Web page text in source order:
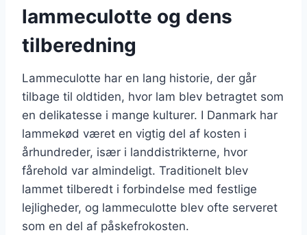
lammeculotte og dens
tilberedning
Lammeculotte har en lang historie, der går
tilbage til oldtiden, hvor lam blev betragtet som
en delikatesse i mange kulturer. I Danmark har
lammekød været en vigtig del af kosten i
århundreder, især i landdistrikterne, hvor
fårehold var almindeligt. Traditionelt blev
lammet tilberedt i forbindelse med festlige
lejligheder, og lammeculotte blev ofte serveret
som en del af påskefrokosten.